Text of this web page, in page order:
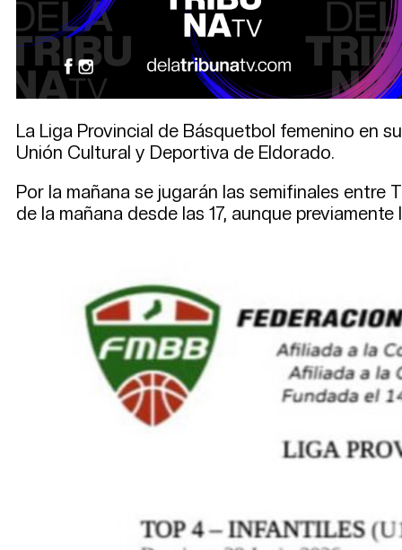
La Liga Provincial de Básquetbol femenino en
Unión Cultural y Deportiva de Eldorado.
Por la mañana se jugarán las semifinales entre
de la mañana desde las 17, aunque